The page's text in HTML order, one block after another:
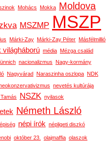
Mohács Mokka Moldova
MSZMP MSZP
Márki-Zay Márki-Zay Péter Másfélmillió
világháború média Mézga család
nacionalizmus Nagy-kormány
Nagyvárad Naraszinha oszlopa NDK
nevetés kultúrája
NSZK nyilasok
Németh László
népi írók népligeti diszkó
október 23. olajmaffia olaszok